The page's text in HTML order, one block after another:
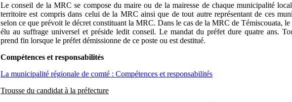
Le conseil de la MRC se compose du maire ou de la mairesse de chaque municipalité
territoire est compris dans celui de la MRC ainsi que de tout autre représentant de ces
selon ce que prévoit le décret constituant la MRC. Dans le cas de la MRC de Témiscouata, le
élu au suffrage universel et préside ledit conseil. Le mandat du préfet dure quatre ans.
prend fin lorsque le préfet démissionne de ce poste ou est destitué.
Compétences et responsabilités
La municipalité régionale de comté : Compétences et responsabilités
Trousse du candidat à la préfecture